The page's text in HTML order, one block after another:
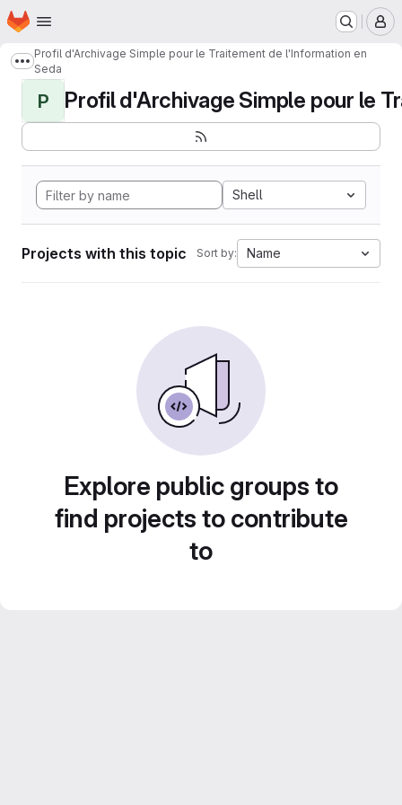
Skip to main content
Homepage
Show more breadcrumbs
Profil d'Archivage Simple pour le Traitement de l'Information en
Seda
P Profil d'Archivage Simple pour le
Shell
Projects with this topic Sort by: Name
Explore public groups to
find projects to contribute
to